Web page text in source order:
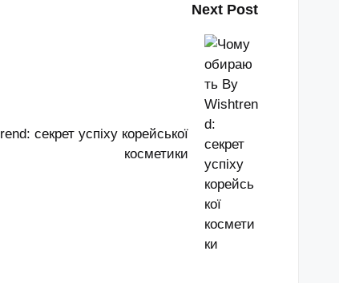
Next Post
секрет успіху корейської
косметики